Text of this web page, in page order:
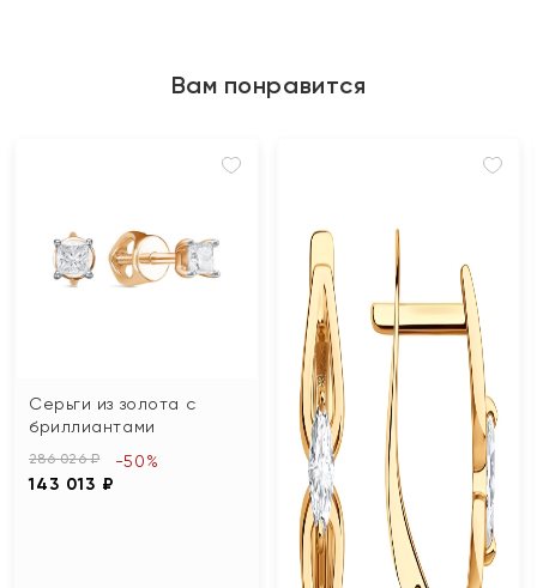
Вам понравится
Серьги из золота с
бриллиантами
286 026 ₽
143 013 ₽
-50%